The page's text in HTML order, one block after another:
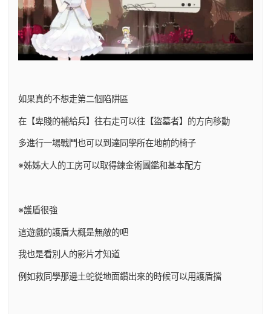
如果真的不想走第二個陷阱區
在【卑賤的補給兵】往右走可以往【盜墓者】的方向移動
多進行一場戰鬥也可以到達同學所在地前的椅子
※姊姊大人的工房可以取得鍊金術圖鑑和基本配方
※護盾很強
這遊戲的護盾大概是無敵的吧
我也是看別人的影片才知道
例如救同學那邊土蛇從地面鑽出來的時候可以用護盾擋